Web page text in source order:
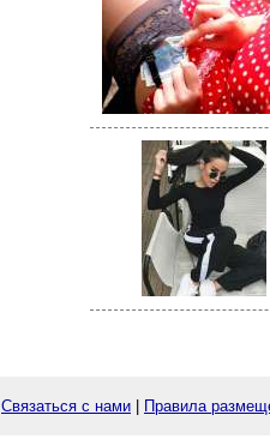
Связаться с нами Правила